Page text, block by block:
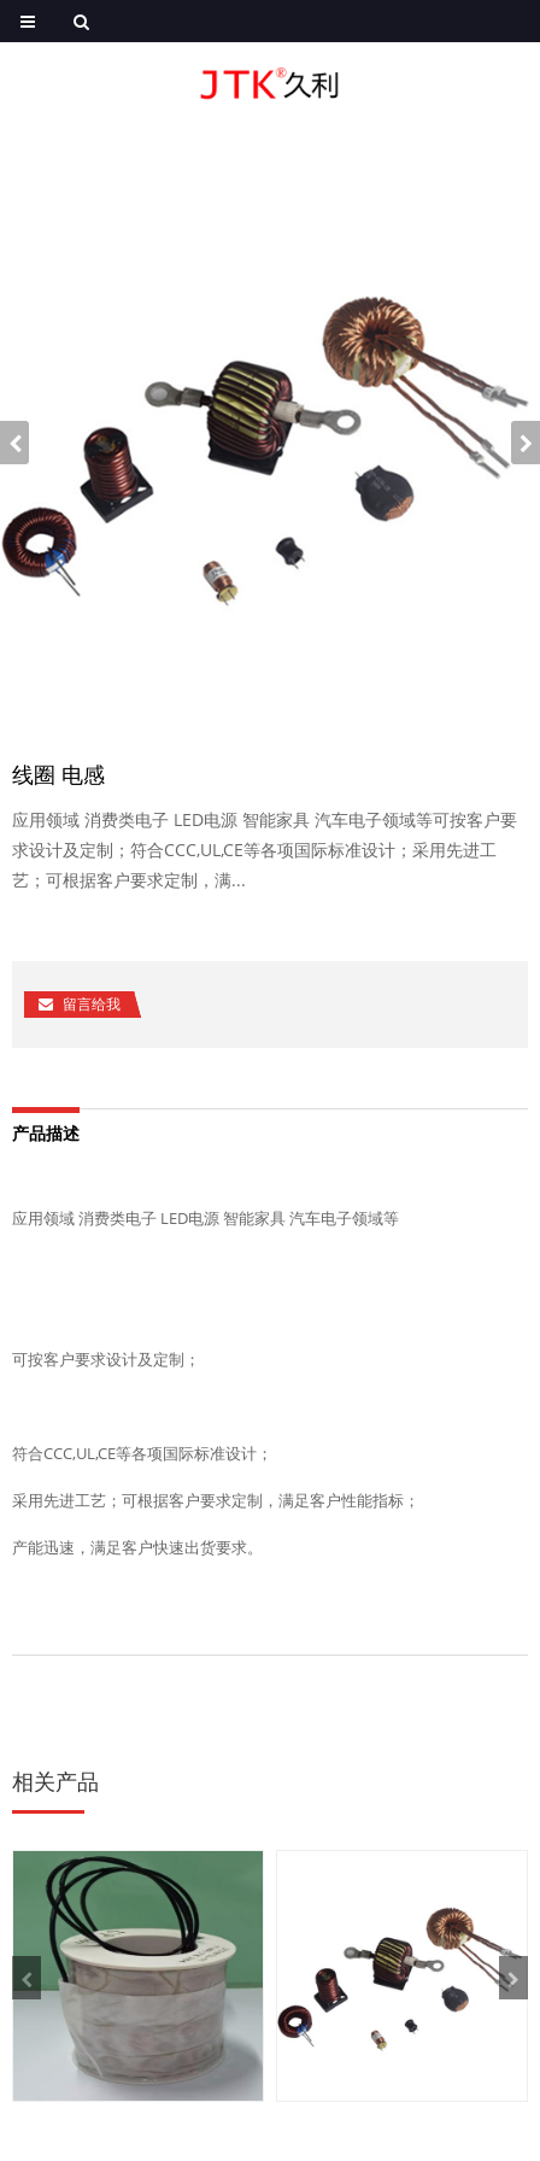
线圈 电感
应用领域 消费类电子 LED电源 智能家具 汽车电子领域等可按客户要
求设计及定制；符合CCC,UL,CE等各项国际标准设计；采用先进工
艺；可根据客户要求定制，满...
留言给我
产品描述
应用领域 消费类电子 LED电源 智能家具 汽车电子领域等
可按客户要求设计及定制；
符合CCC,UL,CE等各项国际标准设计；
采用先进工艺；可根据客户要求定制，满足客户性能指标；
产能迅速，满足客户快速出货要求。
相关产品